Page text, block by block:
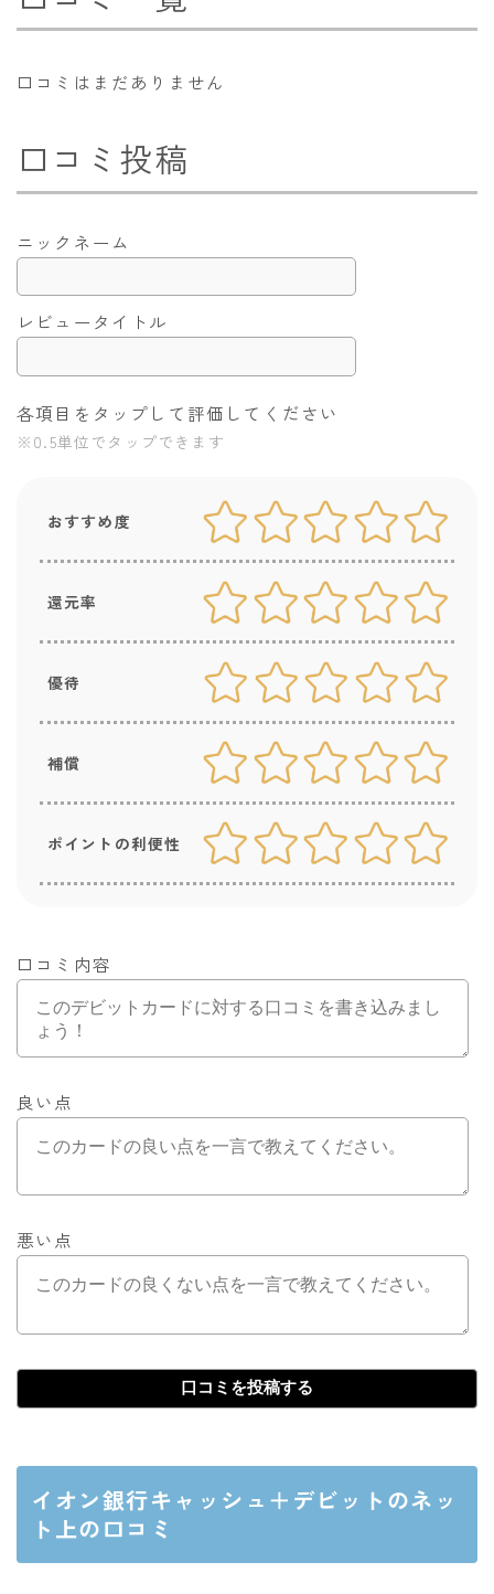
口コミはまだありません
口コミ投稿
ニックネーム
レビュータイトル
各項目をタップして評価してください
※0.5単位でタップできます
おすすめ度
還元率
優待
補償
ポイントの利便性
口コミ内容
良い点
悪い点
イオン銀行キャッシュ＋デビットのネッ
ト上の口コミ